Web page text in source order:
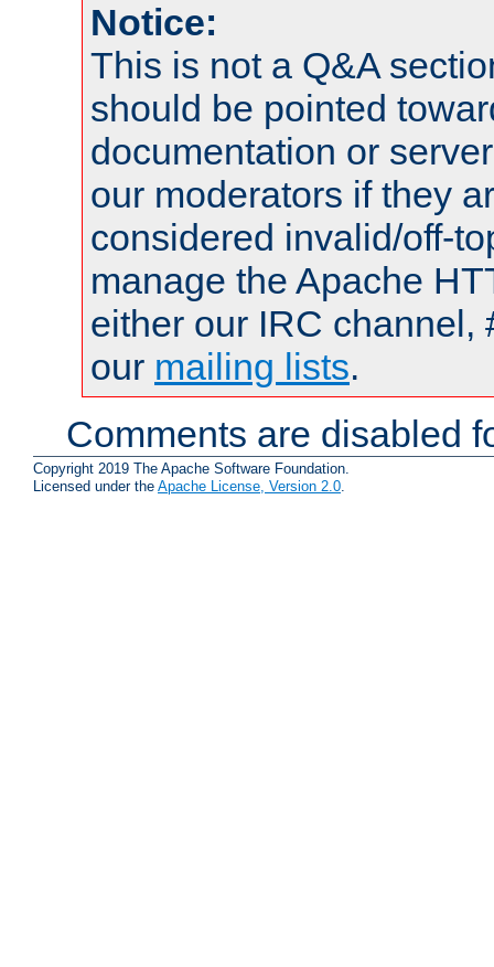
Notice:
This is not a Q&A
should be pointed
documentation or
our moderators if they
considered invalid/off-
manage the Apache
either our IRC channel,
our mailing lists.
Comments are disabled
Copyright 2019 The Apache Software Foundation.
Licensed under the Apache License, Version 2.0